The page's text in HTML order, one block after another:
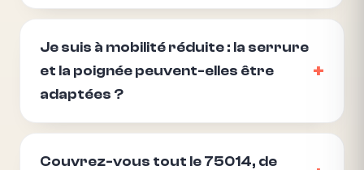
Je suis à mobilité réduite : la serrure
et la poignée peuvent-elles être
adaptées ?
Couvrez-vous tout le 75014, de